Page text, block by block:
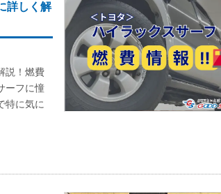
詳しく解
説！燃費
ーフに憧
特に気に